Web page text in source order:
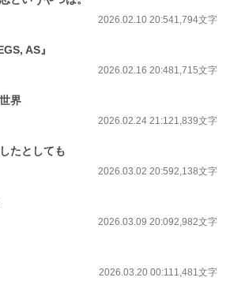
2026.02.10 20:541,794文字
AS』
2026.02.16 20:481,715文字
界
2026.02.24 21:121,839文字
たとしても
2026.03.02 20:592,138文字
2026.03.09 20:092,982文字
2026.03.20 00:111,481文字